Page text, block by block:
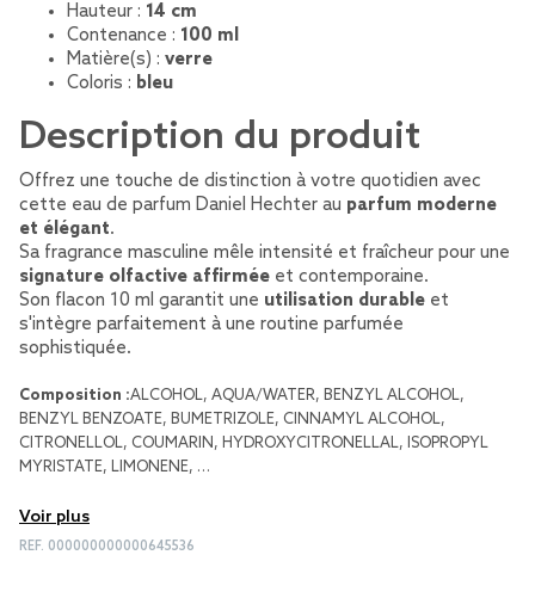
Hauteur : 14 cm
Contenance : 100 ml
Matière(s) : verre
Coloris : bleu
Description du produit
Offrez une touche de distinction à votre quotidien avec
cette eau de parfum Daniel Hechter au parfum moderne
et élégant.
Sa fragrance masculine mêle intensité et fraîcheur pour une
signature olfactive affirmée et contemporaine.
Son flacon 10 ml garantit une utilisation durable et
s'intègre parfaitement à une routine parfumée
sophistiquée.
Composition :ALCOHOL, AQUA/WATER, BENZYL ALCOHOL,
BENZYL BENZOATE, BUMETRIZOLE, CINNAMYL ALCOHOL,
CITRONELLOL, COUMARIN, HYDROXYCITRONELLAL, ISOPROPYL
MYRISTATE, LIMONENE, …
Voir plus
REF. 000000000000645536